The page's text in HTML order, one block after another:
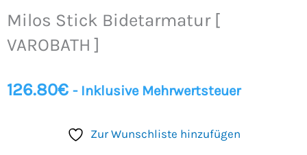
Milos Stick Bidetarmatur [
VAROBATH ]
126.80€ - Inklusive Mehrwertsteuer
Zur Wunschliste hinzufügen
VAROBATH